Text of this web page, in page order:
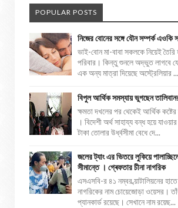
POPULAR POSTS
নিজের বোনের সঙ্গে যৌন সম্পর্ক এওকি
ভাই-বোন মা-বাবা সকলকে নিয়েই
পরিবার। কিন্তু শুনলে অদ্ভুত লাগবে
এক অন্য মাত্রা দিয়েছে অস্ট্রেলিয়ার ...
বিপুল আর্থিক সমস্যায় ভুগছেন
ক্ষমতা দখলের পর থেকেই আর্থিক
। বিদেশী অর্থ সাহায্য বন্ধ হয়ে
টাকা তোলার উর্ধ্বসীমা বেধে দে...
জলের ট্যাং এর ভিতরে লুকিয়ে
সীমান্তে । গ্ৰেফতার চীনা নাগরিক
এসএসবি-র ৪১ নম্বর ব্য়াটালিয়নের
নাগরিকের নাম চোয়েজোড়া ওয়েসর।
প্যানকার্ড রয়েছে। সেখানে নাম রয়েছ...